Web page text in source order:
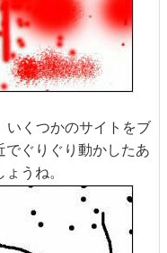
いくつかのサイトをブ
ぐりぐり動かしたあ
うね。